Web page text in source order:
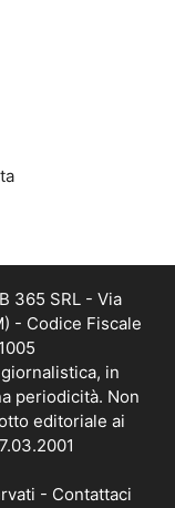
365 SRL - Via
- Codice Fiscale
in
periodicità. Non
editoriale ai
- Contattaci